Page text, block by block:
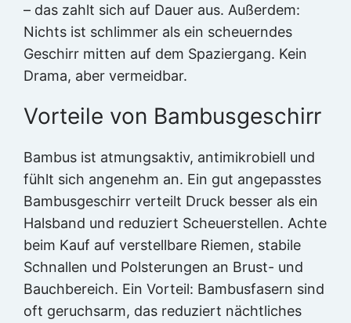
– das zahlt sich auf Dauer aus. Außerdem:
Nichts ist schlimmer als ein scheuerndes
Geschirr mitten auf dem Spaziergang. Kein
Drama, aber vermeidbar.
Vorteile von Bambusgeschirr
Bambus ist atmungsaktiv, antimikrobiell und
fühlt sich angenehm an. Ein gut angepasstes
Bambusgeschirr verteilt Druck besser als ein
Halsband und reduziert Scheuerstellen. Achte
beim Kauf auf verstellbare Riemen, stabile
Schnallen und Polsterungen an Brust- und
Bauchbereich. Ein Vorteil: Bambusfasern sind
oft geruchsarm, das reduziert nächtliches